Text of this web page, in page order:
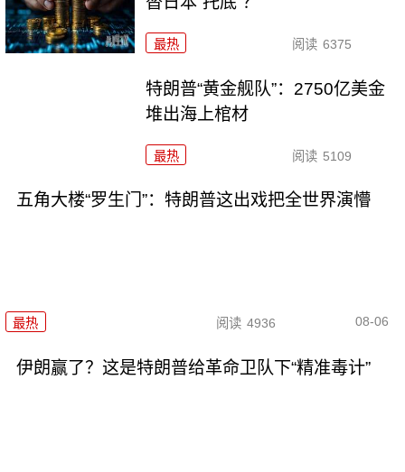
最热 阅读 6375
特朗普“黄金舰队”：2750亿美金
堆出海上棺材
最热 阅读 5109
五角大楼“罗生门”：特朗普这出戏把全世界演懵
最热 阅读 4936 08-06
伊朗赢了？这是特朗普给革命卫队下“精准毒计”